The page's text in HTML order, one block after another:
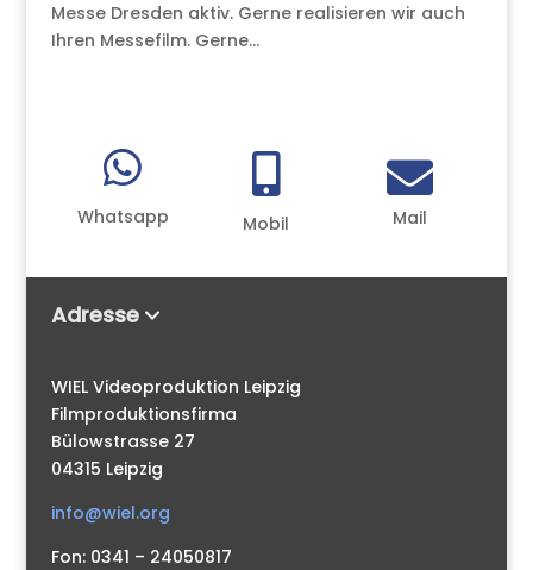
Messe Dresden aktiv. Gerne realisieren wir auch
Ihren Messefilm. Gerne...

Whatsapp

Mobil

Mail
Adresse
WIEL Videoproduktion Leipzig
Filmproduktionsfirma
Bülowstrasse 27
04315 Leipzig
info@wiel.org
Fon: 0341 – 24050817